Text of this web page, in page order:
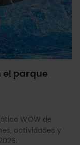
el parque
WOW de
actividades y